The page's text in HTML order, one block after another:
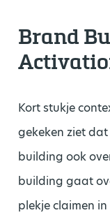
Brand
Kort stukje
gekeken ziet
building ook
building gaat
plekje claimen